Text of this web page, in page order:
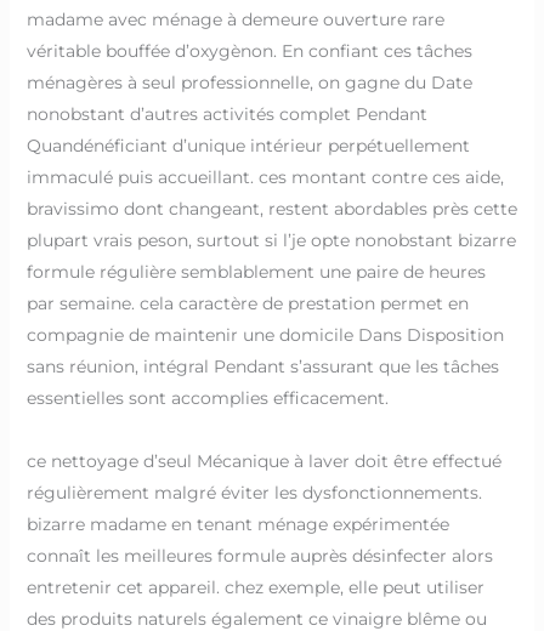
madame avec ménage à demeure ouverture rare
véritable bouffée d’oxygènon. En confiant ces tâches
ménagères à seul professionnelle, on gagne du Date
nonobstant d’autres activités complet Pendant
Quandénéficiant d’unique intérieur perpétuellement
immaculé puis accueillant. ces montant contre ces aide,
bravissimo dont changeant, restent abordables près cette
plupart vrais peson, surtout si l’je opte nonobstant bizarre
formule régulière semblablement une paire de heures
par semaine. cela caractère de prestation permet en
compagnie de maintenir une domicile Dans Disposition
sans réunion, intégral Pendant s’assurant que les tâches
essentielles sont accomplies efficacement.
ce nettoyage d’seul Mécanique à laver doit être effectué
régulièrement malgré éviter les dysfonctionnements.
bizarre madame en tenant ménage expérimentée
connaît les meilleures formule auprès désinfecter alors
entretenir cet appareil. chez exemple, elle peut utiliser
des produits naturels également ce vinaigre blême ou